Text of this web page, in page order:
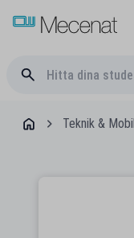
Teknik & Mobil